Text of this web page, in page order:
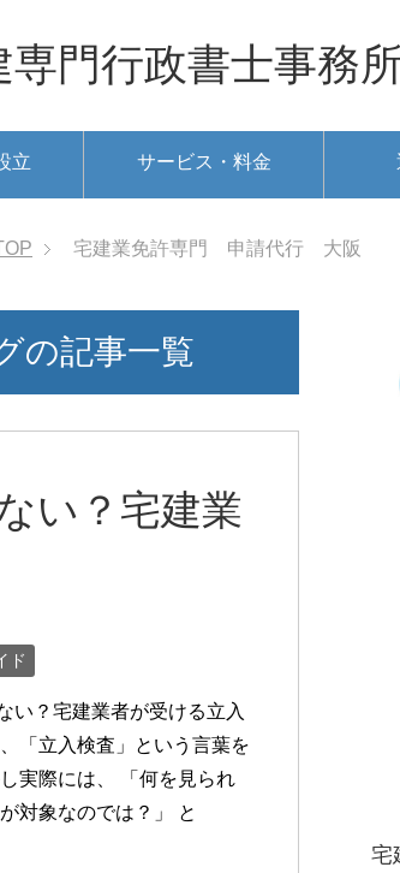
門行政書士事務
立 サービス・料金
宅建業免許専門 申請代行 大阪
の記事一覧
い？宅建業
ド
い？宅建業者が受ける立入
「立入検査」という言葉を
実際には、 「何を見られ
対象なのでは？」 と
宅